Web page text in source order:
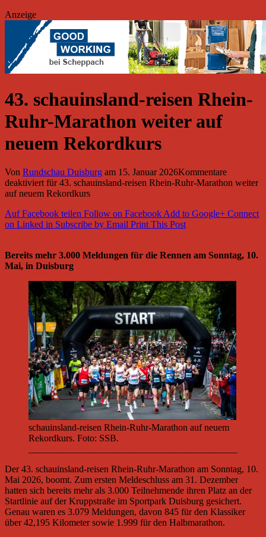
Anzeige
43. schauinsland-reisen Rhein-
Ruhr-Marathon weiter auf
neuem Rekordkurs
Von Rundschau Duisburg am 15. Januar 2026Kommentare
deaktiviertfür 43. schauinsland-reisen Rhein-Ruhr-Marathon weiter
auf neuem Rekordkurs
Auf Facebook teilen Follow on FacebookAdd to Google+ Connect
on Linked in Subscribe by Email Print This Post
Bereits mehr 3.000 Meldungen für die Rennen am Sonntag, 10.
Mai, in Duisburg
schauinsland-reisen Rhein-Ruhr-Marathon auf neuem
Rekordkurs. Foto: SSB.
Der 43. schauinsland-reisen Rhein-Ruhr-Marathon am Sonntag, 10.
Mai 2026, boomt. Zum ersten Meldeschluss am 31. Dezember
hatten sich bereits mehr als 3.000 Teilnehmende ihren Platz an der
Startlinie auf der Kruppstraße im Sportpark Duisburg gesichert.
Genau waren es 3.079 Meldungen, davon 845 für den Klassiker
über 42,195 Kilometer sowie 1.999 für den Halbmarathon.